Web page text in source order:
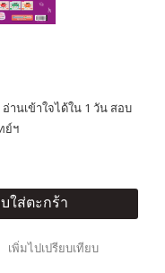
านเข้าใจได้ใน 1 วัน สอบ
ย์ฯ
ใส่ตะกร้า
เพิ่มไปเปรียบเทียบ